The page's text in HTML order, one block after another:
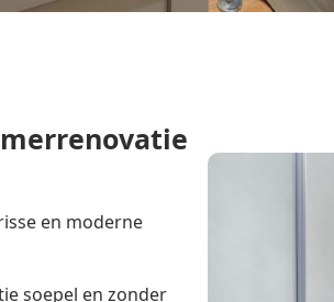
en moderne
soepel en zonder